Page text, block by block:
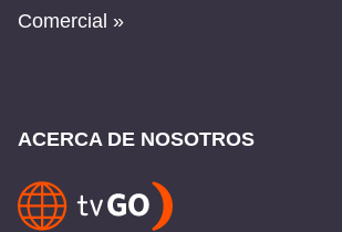
Comercial »
ACERCA DE NOSOTROS